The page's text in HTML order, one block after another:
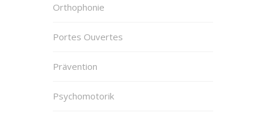
Orthophonie
Portes Ouvertes
Prävention
Psychomotorik